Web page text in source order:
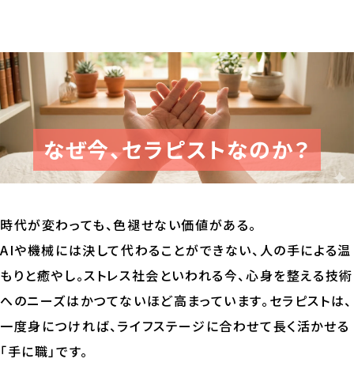
なぜ今、セラピストなのか？
時代が変わっても、色褪せない価値がある。
AIや機械には決して代わることができない、人の手による温
もりと癒やし。ストレス社会といわれる今、心身を整える技術
へのニーズはかつてないほど高まっています。セラピストは、
一度身につければ、ライフステージに合わせて長く活かせる
「手に職」です。